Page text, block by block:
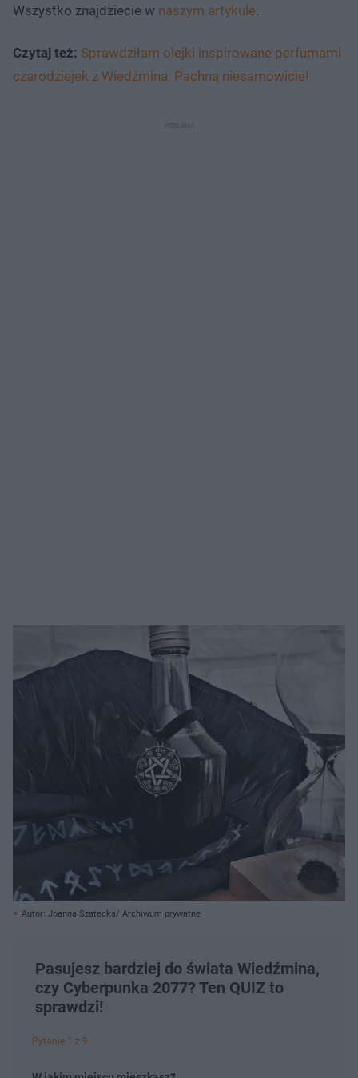
Wszystko znajdziecie w naszym artykule.
Czytaj też: Sprawdziłam olejki inspirowane perfumami
czarodziejek z Wiedźmina. Pachną niesamowicie!
Autor: Joanna Szatecka/ Archiwum prywatne
Pasujesz bardziej do świata Wiedźmina,
czy Cyberpunka 2077? Ten QUIZ to
sprawdzi!
Pytanie 1 z 9